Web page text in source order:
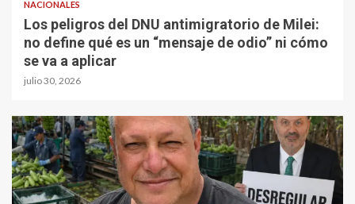
NACIONALES
Los peligros del DNU antimigratorio de Milei:
no define qué es un “mensaje de odio” ni cómo
se va a aplicar
julio 30, 2026